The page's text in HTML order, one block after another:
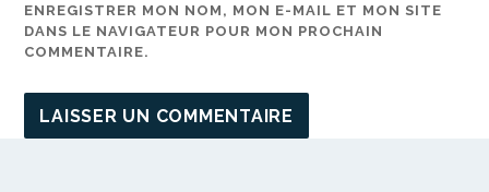
ENREGISTRER MON NOM, MON E-MAIL ET MON SITE
DANS LE NAVIGATEUR POUR MON PROCHAIN
COMMENTAIRE.